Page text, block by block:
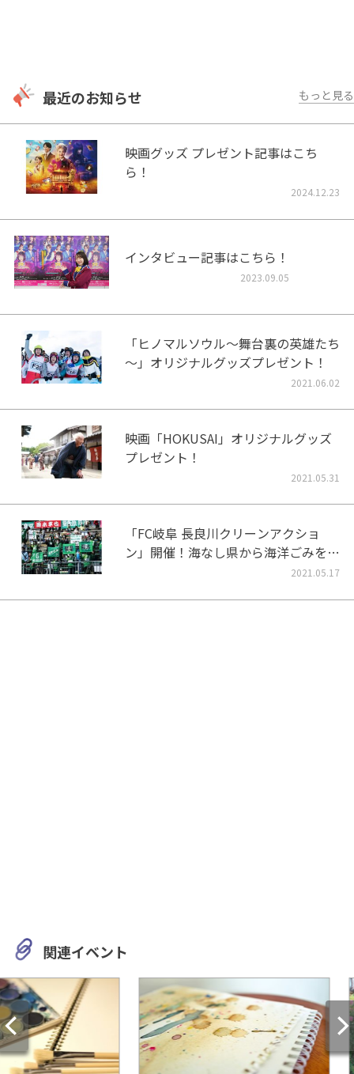
最近のお知らせ もっと見る
映画グッズ プレゼント記事はこち
ら！
2024.12.23
インタビュー記事はこちら！
2023.09.05
「ヒノマルソウル～舞台裏の英雄たち
～」オリジナルグッズプレゼント！
2021.06.02
映画「HOKUSAI」オリジナルグッズ
プレゼント！
2021.05.31
「FC岐阜 長良川クリーンアクショ
ン」開催！海なし県から海洋ごみをな
2021.05.17
関連イベント